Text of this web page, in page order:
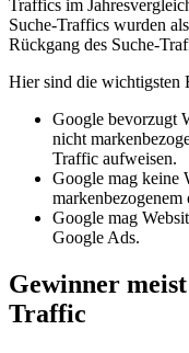
Traffics im
Suche-Traffics wurden
Rückgang des Suche-
Hier sind die wichtigsten
Google bevorzugt
nicht
Traffic aufweisen.
Google mag keine
Google mag
Google Ads.
Gewinner
Traffic